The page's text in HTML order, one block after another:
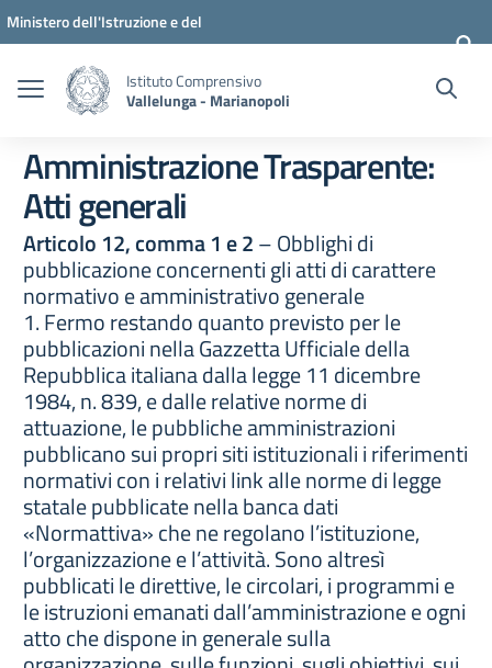
Vai ai contenuti
Vai al menu di navigazione
Vai al footer
Ministero dell'Istruzione e del
Istituto Comprensivo
Vallelunga - Marianopoli
Amministrazione Trasparente:
Atti generali
Articolo 12, comma 1 e 2– Obblighi di
pubblicazione concernenti gli atti di carattere
normativo e amministrativo generale
1. Fermo restando quanto previsto per le
pubblicazioni nella Gazzetta Ufficiale della
Repubblica italiana dalla legge 11 dicembre
1984, n. 839, e dalle relative norme di
attuazione, le pubbliche amministrazioni
pubblicano sui propri siti istituzionali i riferimenti
normativi con i relativi link alle norme di legge
statale pubblicate nella banca dati
«Normattiva» che ne regolano l’istituzione,
l’organizzazione e l’attività. Sono altresì
pubblicati le direttive, le circolari, i programmi e
le istruzioni emanati dall’amministrazione e ogni
atto che dispone in generale sulla